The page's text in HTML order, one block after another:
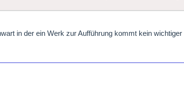
in der ein Werk zur Aufführung kommt kein wichtiger